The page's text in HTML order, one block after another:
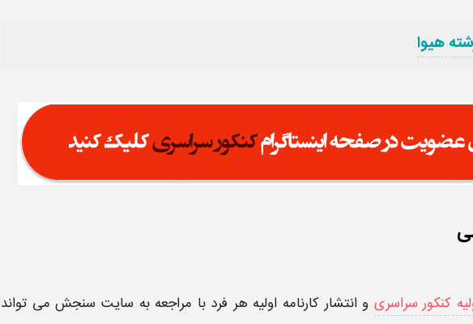
هیوا
کنکور سراسری و انتشار کارنامه اولیه هر فرد با مراجعه به سایت سنجش می تواند